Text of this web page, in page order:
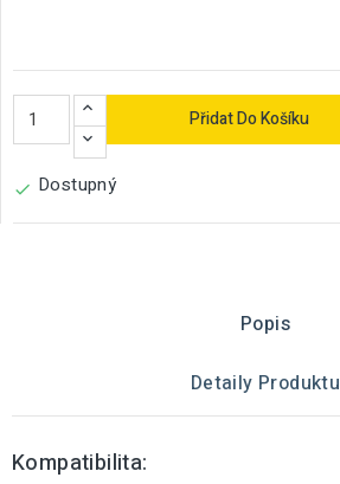
Přidat Do Košíku
 Dostupný
Popis
Detaily Produktu
Kompatibilita: